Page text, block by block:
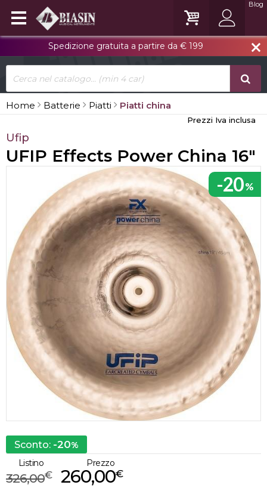
close
Spedizione gratuita a partire da € 199
Blog
Home Batterie Piatti Piatti china
Prezzi Iva inclusa
Ufip
UFIP Effects Power China 16"
-20%
Sconto: -20%
Listino
€
326,00
Prezzo
€
260,00